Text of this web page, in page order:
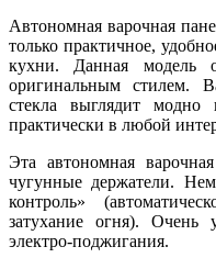
Автономная варочная
только практичное,
кухни. Данная модель
оригинальным стилем.
стекла выглядит модно
практически в любой
Эта автономная
чугунные держатели.
контроль»
затухание огня). Очень
электро-поджигания.